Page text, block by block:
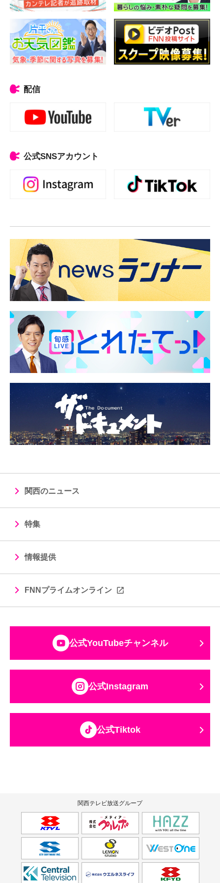
配信
公式SNSアカウント
関西のニュース
特集
情報提供
FNNプライムオンライン
公式YouTubeチャンネル
公式Instagram
公式Tiktok
関西テレビ放送グループ